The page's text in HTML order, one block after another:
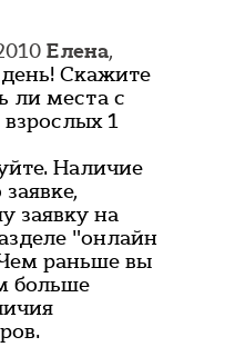
Елена,
Скажите
ли места с
взрослых 1
Наличие
заявку на
"онлайн
раньше вы
больше